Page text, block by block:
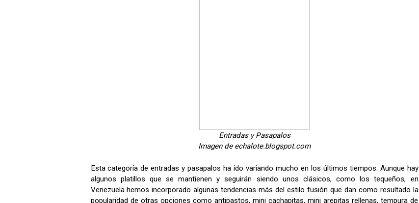
Entradas y Pasapalos
Imagen de echalote.blogspot.com
Esta categoría de entradas y pasapalos ha ido variando mucho en los últimos tiempos. Aunque hay
algunos platillos que se mantienen y seguirán siendo unos clásicos, como los tequeños, en
Venezuela hemos incorporado algunas tendencias más del estilo fusión que dan como resultado la
popularidad de otras opciones como antipastos, mini cachapitas, mini arepitas rellenas, tempura de